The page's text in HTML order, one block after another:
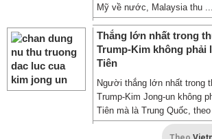
Mỹ về nước, Malaysia thu ...
Thắng lớn nhất trong
Trump-Kim không phải
Tiên
Người thắng lớn nhất trong
Trump-Kim Jong-un không
Tiên mà là Trung Quốc,